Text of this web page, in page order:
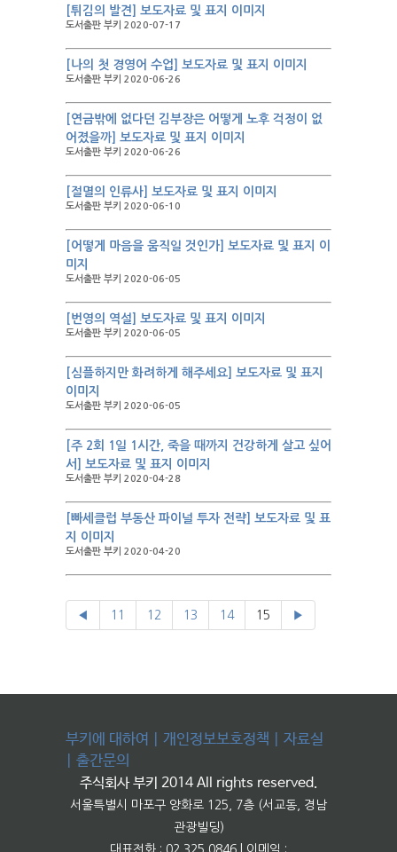
[튀김의 발견] 보도자료 및 표지 이미지
도서출판 부키 2020-07-17
[나의 첫 경영어 수업] 보도자료 및 표지 이미지
도서출판 부키 2020-06-26
[연금밖에 없다던 김부장은 어떻게 노후 걱정이 없
어졌을까] 보도자료 및 표지 이미지
도서출판 부키 2020-06-26
[절멸의 인류사] 보도자료 및 표지 이미지
도서출판 부키 2020-06-10
[어떻게 마음을 움직일 것인가] 보도자료 및 표지 이
미지
도서출판 부키 2020-06-05
[번영의 역설] 보도자료 및 표지 이미지
도서출판 부키 2020-06-05
[심플하지만 화려하게 해주세요] 보도자료 및 표지
이미지
도서출판 부키 2020-06-05
[주 2회 1일 1시간, 죽을 때까지 건강하게 살고 싶어
서] 보도자료 및 표지 이미지
도서출판 부키 2020-04-28
[빠세클럽 부동산 파이널 투자 전략] 보도자료 및 표
지 이미지
도서출판 부키 2020-04-20
◀ 11 12 13 14 15 ▶
부키에 대하여 개인정보보호정책
자료실
출간문의
주식회사 부키 2014 All rights reserved.
서울특별시 마포구 양화로 125, 7층 (서교동, 경남
관광빌딩)